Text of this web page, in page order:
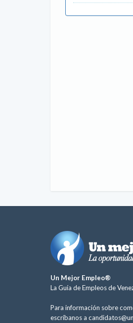
Un Mejor Empleo®
La Guía de Empleos de
Para información sobre
escríbanos a